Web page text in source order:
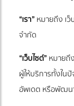
“เรา”หมายถึง เ
จำกัด
“เว็บไซต์”หมายถึ
ผู้ให้บริการทั้งใน
อัพเดต หรือพัฒน